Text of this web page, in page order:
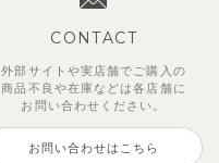
CONTACT
外部サイトや実店舗でご購入の
商品不良や在庫などは各店舗に
お問い合わせください。
お問い合わせはこちら